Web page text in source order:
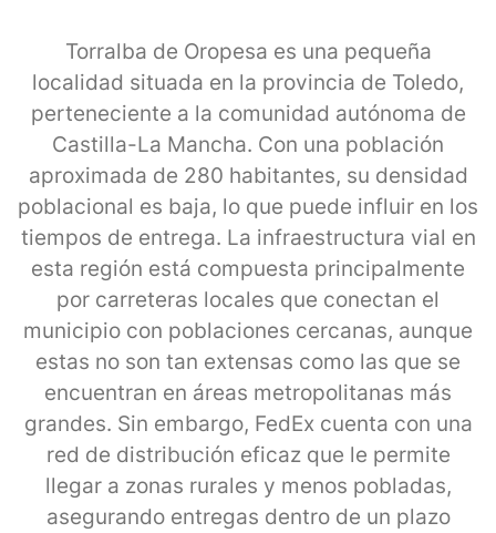
Torralba de Oropesa es una pequeña
localidad situada en la provincia de Toledo,
perteneciente a la comunidad autónoma de
Castilla-La Mancha. Con una población
aproximada de 280 habitantes, su densidad
poblacional es baja, lo que puede influir en los
tiempos de entrega. La infraestructura vial en
esta región está compuesta principalmente
por carreteras locales que conectan el
municipio con poblaciones cercanas, aunque
estas no son tan extensas como las que se
encuentran en áreas metropolitanas más
grandes. Sin embargo, FedEx cuenta con una
red de distribución eficaz que le permite
llegar a zonas rurales y menos pobladas,
asegurando entregas dentro de un plazo